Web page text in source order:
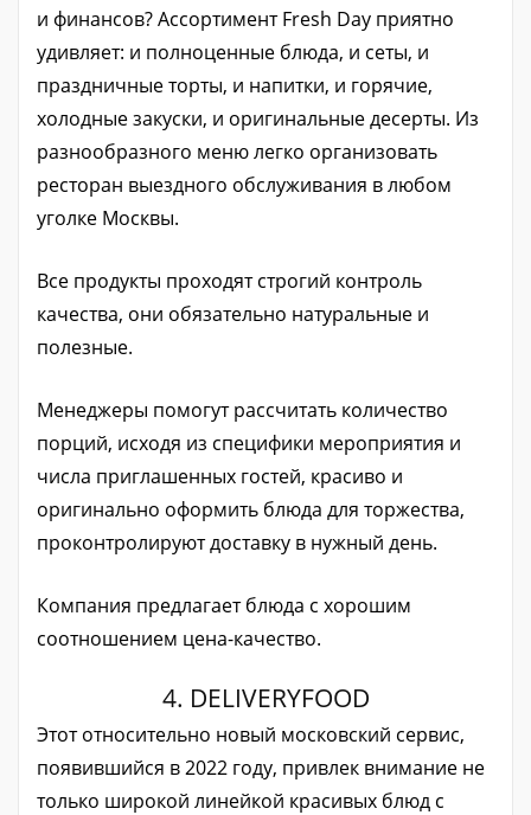
и финансов? Ассортимент Fresh Day приятно
удивляет: и полноценные блюда, и сеты, и
праздничные торты, и напитки, и горячие,
холодные закуски, и оригинальные десерты. Из
разнообразного меню легко организовать
ресторан выездного обслуживания в любом
уголке Москвы.
Все продукты проходят строгий контроль
качества, они обязательно натуральные и
полезные.
Менеджеры помогут рассчитать количество
порций, исходя из специфики мероприятия и
числа приглашенных гостей, красиво и
оригинально оформить блюда для торжества,
проконтролируют доставку в нужный день.
Компания предлагает блюда с хорошим
соотношением цена-качество.
4. DELIVERYFOOD
Этот относительно новый московский сервис,
появившийся в 2022 году, привлек внимание не
только широкой линейкой красивых блюд с